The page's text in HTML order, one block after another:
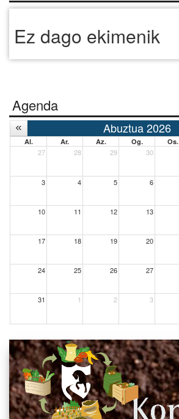
Ez dago ekimenik
Agenda
Abuztua 2026
Al. Ar. Az. Og. Os.
27 28 29 30
3 4 5 6
10 11 12 13
17 18 19 20
24 25 26 27
31 1 2 3